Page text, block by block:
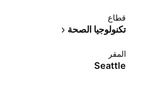
قطاع
تكنولوجيا الصحة
المقر
Seattle